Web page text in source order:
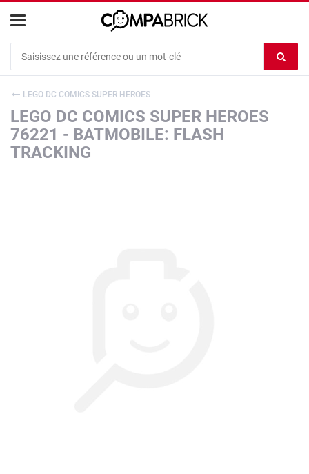
le
LEGO DC COMICS SUPER HEROES
LEGO DC COMICS SUPER HEROES
76221 - BATMOBILE: FLASH
TRACKING
Cookies management panel